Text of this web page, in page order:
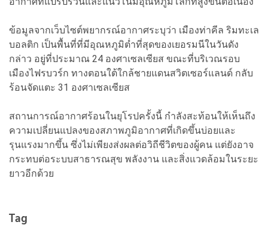
ข้อมูลจากเว็บไซต์พยากรณ์อากาศระบุว่า เมืองท่าคีล ริมทะเล
บอลติก เป็นพื้นที่ที่มีอุณหภูมิต่ำที่สุดของเยอรมนีในวันดัง
กล่าว อยู่ที่ประมาณ 24 องศาเซลเซียส ขณะที่บริเวณรอบ
เมืองไฟรบวร์ก ทางตอนใต้ใกล้ชายแดนสวิตเซอร์แลนด์ กลับ
ร้อนจัดแตะ 31 องศาเซลเซียส
สถานการณ์อากาศร้อนในยุโรปครั้งนี้ กำลังสะท้อนให้เห็นถึง
ความเปลี่ยนแปลงของสภาพภูมิอากาศที่เกิดขึ้นบ่อยและ
รุนแรงมากขึ้น ซึ่งไม่เพียงส่งผลต่อวิถีชีวิตของผู้คน แต่ยังอาจ
กระทบต่อระบบสาธารณสุข พลังงาน และสิ่งแวดล้อมในระยะ
ยาวอีกด้วย
Tag